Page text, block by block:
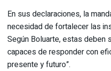
En sus declaraciones, la
necesidad de fortalecer las
Según Boluarte, estas deben
capaces de responder con
presente y futuro”.